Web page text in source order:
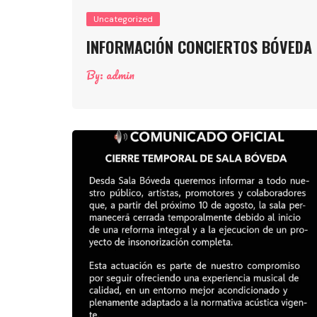
Uncategorized
INFORMACIÓN CONCIERTOS BÓVEDA
By: admin